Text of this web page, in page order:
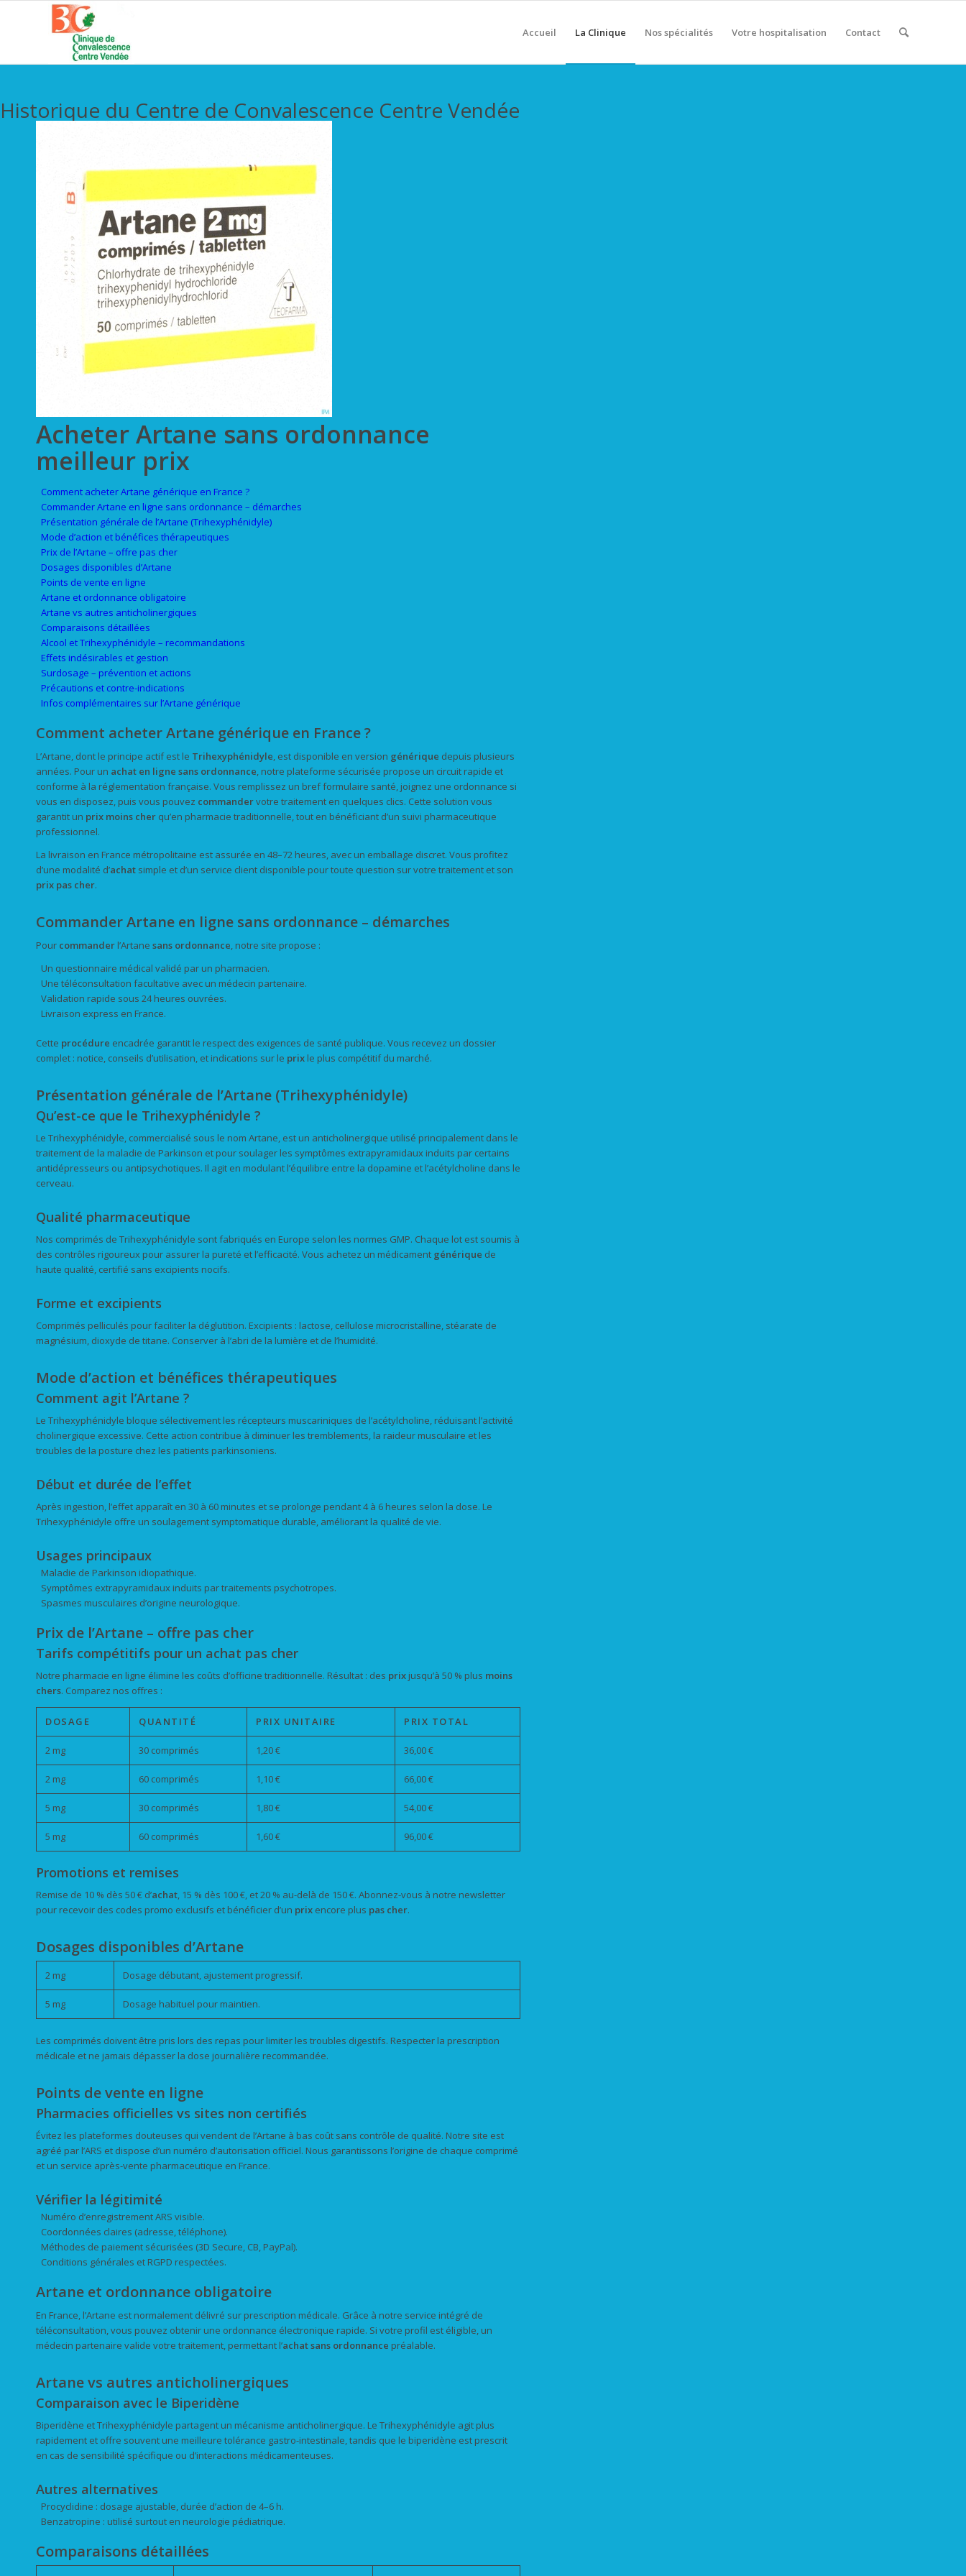
Accueil La Clinique Nos spécialités Votre hospitalisation Contact
Historique du Centre de Convalescence Centre Vendée
Acheter Artane sans ordonnance
meilleur prix
Comment acheter Artane générique en France ?
Commander Artane en ligne sans ordonnance – démarches
Présentation générale de l’Artane (Trihexyphénidyle)
Mode d’action et bénéfices thérapeutiques
Prix de l’Artane – offre pas cher
Dosages disponibles d’Artane
Points de vente en ligne
Artane et ordonnance obligatoire
Artane vs autres anticholinergiques
Comparaisons détaillées
Alcool et Trihexyphénidyle – recommandations
Effets indésirables et gestion
Surdosage – prévention et actions
Précautions et contre-indications
Infos complémentaires sur l’Artane générique
Comment acheter Artane générique en France ?
L’Artane, dont le principe actif est le Trihexyphénidyle, est disponible en version générique depuis plusieurs
années. Pour un achat en ligne sans ordonnance, notre plateforme sécurisée propose un circuit rapide et
conforme à la réglementation française. Vous remplissez un bref formulaire santé, joignez une ordonnance si
vous en disposez, puis vous pouvez commandervotre traitement en quelques clics. Cette solution vous
garantit un prix moins cher qu’en pharmacie traditionnelle, tout en bénéficiant d’un suivi pharmaceutique
professionnel.
La livraison en France métropolitaine est assurée en 48–72 heures, avec un emballage discret. Vous profitez
d’une modalité d’achat simple et d’un service client disponible pour toute question sur votre traitement et son
prix pas cher.
Commander Artane en ligne sans ordonnance – démarches
Pour commander l’Artane sans ordonnance, notre site propose :
Un questionnaire médical validé par un pharmacien.
Une téléconsultation facultative avec un médecin partenaire.
Validation rapide sous 24 heures ouvrées.
Livraison express en France.
Cette procédure encadrée garantit le respect des exigences de santé publique. Vous recevez un dossier
complet : notice, conseils d’utilisation, et indications sur le prix le plus compétitif du marché.
Présentation générale de l’Artane (Trihexyphénidyle)
Qu’est-ce que le Trihexyphénidyle ?
Le Trihexyphénidyle, commercialisé sous le nom Artane, est un anticholinergique utilisé principalement dans le
traitement de la maladie de Parkinson et pour soulager les symptômes extrapyramidaux induits par certains
antidépresseurs ou antipsychotiques. Il agit en modulant l’équilibre entre la dopamine et l’acétylcholine dans le
cerveau.
Qualité pharmaceutique
Nos comprimés de Trihexyphénidyle sont fabriqués en Europe selon les normes GMP. Chaque lot est soumis à
des contrôles rigoureux pour assurer la pureté et l’efficacité. Vous achetez un médicament générique de
haute qualité, certifié sans excipients nocifs.
Forme et excipients
Comprimés pelliculés pour faciliter la déglutition. Excipients : lactose, cellulose microcristalline, stéarate de
magnésium, dioxyde de titane. Conserver à l’abri de la lumière et de l’humidité.
Mode d’action et bénéfices thérapeutiques
Comment agit l’Artane ?
Le Trihexyphénidyle bloque sélectivement les récepteurs muscariniques de l’acétylcholine, réduisant l’activité
cholinergique excessive. Cette action contribue à diminuer les tremblements, la raideur musculaire et les
troubles de la posture chez les patients parkinsoniens.
Début et durée de l’effet
Après ingestion, l’effet apparaît en 30 à 60 minutes et se prolonge pendant 4 à 6 heures selon la dose. Le
Trihexyphénidyle offre un soulagement symptomatique durable, améliorant la qualité de vie.
Usages principaux
Maladie de Parkinson idiopathique.
Symptômes extrapyramidaux induits par traitements psychotropes.
Spasmes musculaires d’origine neurologique.
Prix de l’Artane – offre pas cher
Tarifs compétitifs pour un achat pas cher
Notre pharmacie en ligne élimine les coûts d’officine traditionnelle. Résultat : des prix jusqu’à 50 % plus moins
chers. Comparez nos offres :
DOSAGE QUANTITÉ PRIX UNITAIRE PRIX TOTAL
2 mg 30 comprimés 1,20 € 36,00 €
2 mg 60 comprimés 1,10 € 66,00 €
5 mg 30 comprimés 1,80 € 54,00 €
5 mg 60 comprimés 1,60 € 96,00 €
Promotions et remises
Remise de 10 % dès 50 € d’achat , 15 % dès 100 €, et 20 % au-delà de 150 €. Abonnez-vous à notre newsletter
pour recevoir des codes promo exclusifs et bénéficier d’un prix encore plus pas cher.
Dosages disponibles d’Artane
2 mg Dosage débutant, ajustement progressif.
5 mg Dosage habituel pour maintien.
Les comprimés doivent être pris lors des repas pour limiter les troubles digestifs. Respecter la prescription
médicale et ne jamais dépasser la dose journalière recommandée.
Points de vente en ligne
Pharmacies officielles vs sites non certifiés
Évitez les plateformes douteuses qui vendent de l’Artane à bas coût sans contrôle de qualité. Notre site est
agréé par l’ARS et dispose d’un numéro d’autorisation officiel. Nous garantissons l’origine de chaque comprimé
et un service après-vente pharmaceutique en France.
Vérifier la légitimité
Numéro d’enregistrement ARS visible.
Coordonnées claires (adresse, téléphone).
Méthodes de paiement sécurisées (3D Secure, CB, PayPal).
Conditions générales et RGPD respectées.
Artane et ordonnance obligatoire
En France, l’Artane est normalement délivré sur prescription médicale. Grâce à notre service intégré de
téléconsultation, vous pouvez obtenir une ordonnance électronique rapide. Si votre profil est éligible, un
médecin partenaire valide votre traitement, permettant l’achatsans ordonnance préalable.
Artane vs autres anticholinergiques
Comparaison avec le Biperidène
Biperidène et Trihexyphénidyle partagent un mécanisme anticholinergique. Le Trihexyphénidyle agit plus
rapidement et offre souvent une meilleure tolérance gastro-intestinale, tandis que le biperidène est prescrit
en cas de sensibilité spécifique ou d’interactions médicamenteuses.
Autres alternatives
Procyclidine : dosage ajustable, durée d’action de 4–6 h.
Benzatropine : utilisé surtout en neurologie pédiatrique.
Comparaisons détaillées